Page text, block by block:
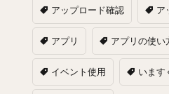
アップロード確認 ア
アプリ アプリの使い
イベント使用 います